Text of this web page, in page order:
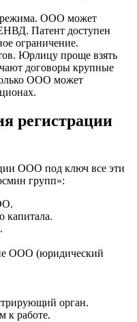
режима. ООО может
Патент доступен
ограничение.
Юрлицу проще взять
договоры крупные
ООО может
регистрации
ООО под ключ все эти
групп»:
капитала.
ООО (юридический
орган.
к работе.